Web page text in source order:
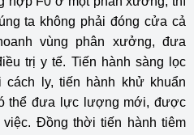
ta không phải đóng cửa cả
vùng phân xưởng, đưa
trị y tế. Tiến hành sàng lọc
ly, tiến hành khử khuẩn
thể đưa lực lượng mới, được
Đồng thời tiến hành tiêm